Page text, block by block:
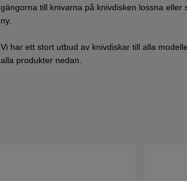
gängorna till knivarna på knivdisken lossna
ny.
Vi har ett stort utbud av knivdiskar till alla
alla produkter nedan.